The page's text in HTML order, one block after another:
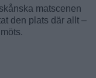
matscenen
den plats där allt –